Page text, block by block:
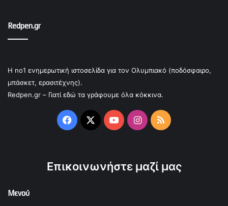
Redpen.gr
Η no1 ενημερωτική ιστοσελίδα για τον Ολυμπιακό (ποδόσφαιρο,
μπάσκετ, ερασιτέχνης).
Redpen.gr – Γιατί εδώ τα γράφουμε όλα κόκκινα.
Facebook
X YouTubeInstagram
RSS
Επικοινωνήστε μαζί μας
Μενού